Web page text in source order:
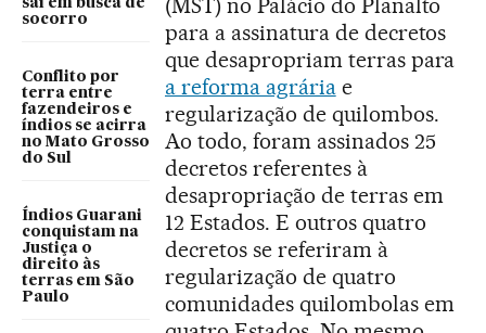
sai em busca de
socorro
Conflito por
terra entre
fazendeiros e
índios se acirra
no Mato Grosso
do Sul
Índios Guarani
conquistam na
Justiça o
direito às
terras em São
Paulo
(MST) no Palácio do Planalto
para a assinatura de decretos
que desapropriam terras para
a reforma agráriae
regularização de quilombos.
Ao todo, foram assinados 25
decretos referentes à
desapropriação de terras em
12 Estados. E outros quatro
decretos se referiram à
regularização de quatro
comunidades quilombolas em